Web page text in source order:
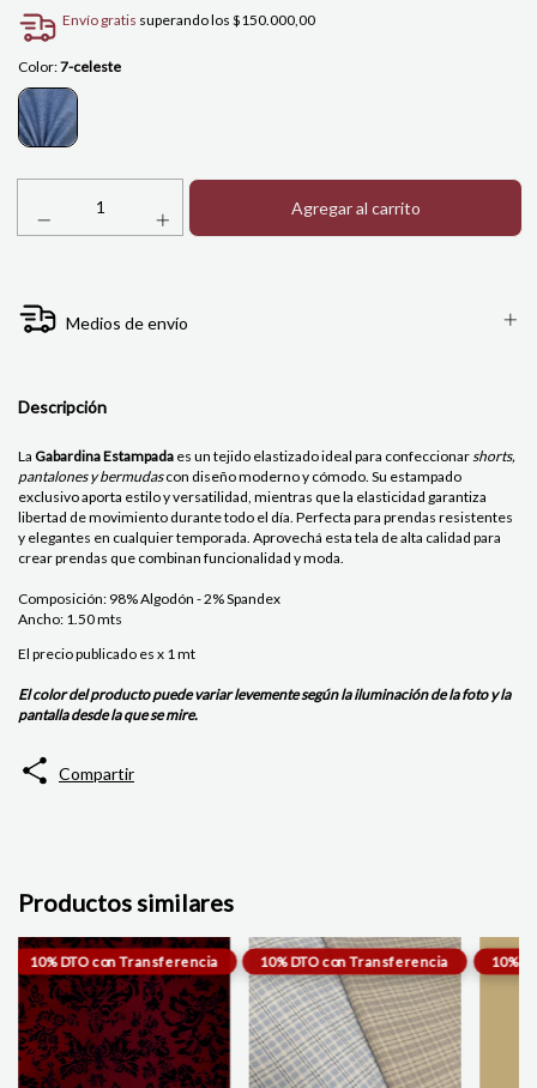
Envío gratis superando los $150.000,00
Color:7-celeste
Medios de envío
Descripción
La Gabardina Estampada es un tejido elastizado ideal para confeccionar shorts,
pantalones y bermudascon diseño moderno y cómodo. Su estampado
exclusivo aporta estilo y versatilidad, mientras que la elasticidad garantiza
libertad de movimiento durante todo el día. Perfecta para prendas resistentes
y elegantes en cualquier temporada. Aprovechá esta tela de alta calidad para
crear prendas que combinan funcionalidad y moda.
Composición: 98% Algodón - 2% Spandex
Ancho: 1.50 mts
El precio publicado es x 1 mt
El color del producto puede variar levemente según la iluminación de la foto y la
pantalla desde la que se mire.
Compartir
Productos similares